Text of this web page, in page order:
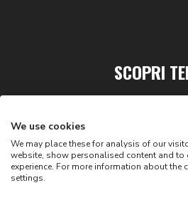
SCOPRI
We use cookies
We may place these for analysis of our
website, show personalised content and to
experience. For more information about the
settings.